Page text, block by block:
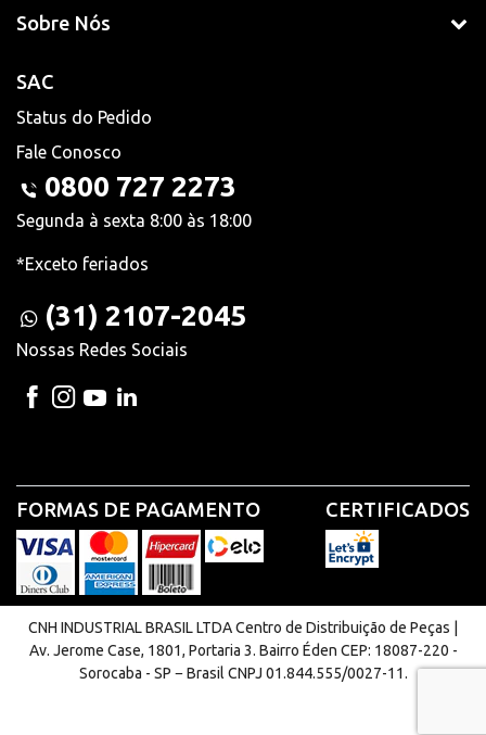
Sobre Nós
SAC
Status do Pedido
Fale Conosco
0800 727 2273
Segunda à sexta 8:00 às 18:00
*Exceto feriados
(31) 2107-2045
Nossas Redes Sociais
FORMAS DE PAGAMENTO CERTIFICADOS
CNH INDUSTRIAL BRASIL LTDA Centro de Distribuição de Peças |
Av. Jerome Case, 1801, Portaria 3. Bairro Éden CEP: 18087-220 -
Sorocaba - SP − Brasil CNPJ 01.844.555/0027-11.